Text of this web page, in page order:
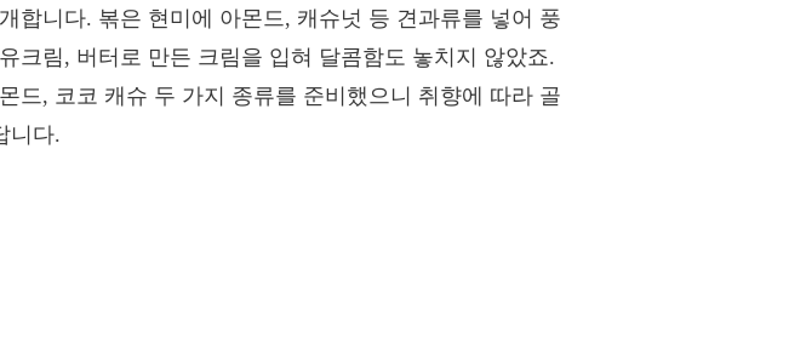
합니다. 볶은 현미에 아몬드, 캐슈넛 등 견과류를 넣어 풍
크림, 버터로 만든 크림을 입혀 달콤함도 놓치지 않았죠.
드, 코코 캐슈 두 가지 종류를 준비했으니 취향에 따라 골
니다.